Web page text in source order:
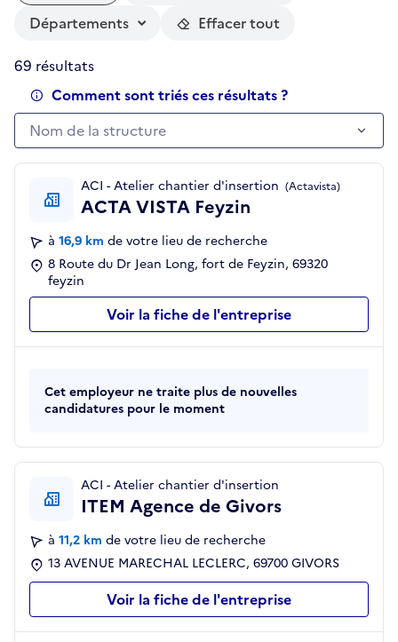
Départements
Effacer tout
69 résultats
Comment sont triés ces résultats ?
Nom de la structure
Nom de la structure
ACI - Atelier chantier d'insertion (Actavista)
ACTA VISTA Feyzin
à 16,9 km de votre lieu de recherche
8 Route du Dr Jean Long, fort de Feyzin, 69320
feyzin
Voir la fiche de l'entreprise
Cet employeur ne traite plus de nouvelles
candidatures pour le moment
ACI - Atelier chantier d'insertion
ITEM Agence de Givors
à 11,2 km de votre lieu de recherche
13 AVENUE MARECHAL LECLERC, 69700 GIVORS
Voir la fiche de l'entreprise